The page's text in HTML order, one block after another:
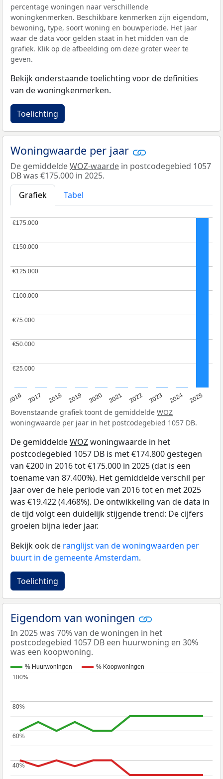
percentage woningen naar verschillende
woningkenmerken. Beschikbare kenmerken zijn eigendom,
bewoning, type, soort woning en bouwperiode. Het jaar
waar de data voor gelden staat in het midden van de
grafiek. Klik op de afbeelding om deze groter weer te
geven.
Bekijk onderstaande toelichting voor de definities
van de woningkenmerken.
Toelichting
Woningwaarde per jaar
De gemiddeldeWOZ-waarde in postcodegebied 1057
DB was €175.000 in 2025.
Grafiek
Tabel
2016 2017 2018 2019 2020 2021 2022 2023 2024 2025
€25.000
€25.000
€50.000
€50.000
€75.000
€75.000
€100.000
€100.000
€125.000
€125.000
€150.000
€150.000
€175.000
€175.000
Bovenstaande grafiek toont de gemiddelde WOZ
woningwaarde per jaar in het postcodegebied 1057 DB.
De gemiddeldeWOZwoningwaarde in het
postcodegebied 1057 DB is met €174.800 gestegen
van €200 in 2016 tot €175.000 in 2025 (dat is een
toename van 87.400%). Het gemiddelde verschil per
jaar over de hele periode van 2016 tot en met 2025
was €19.422 (4.468%). De ontwikkeling van de data in
de tijd volgt een duidelijk stijgende trend: De cijfers
groeien bijna ieder jaar.
Bekijk ook de ranglijst van de woningwaarden per
buurt in de gemeente Amsterdam.
Toelichting
Eigendom van woningen
In 2025 was 70% van de woningen in het
postcodegebied 1057 DB een huurwoning en 30%
was een koopwoning.
% Huurwoningen % Koopwoningen
40%
40%
60%
60%
80%
80%
100%
100%